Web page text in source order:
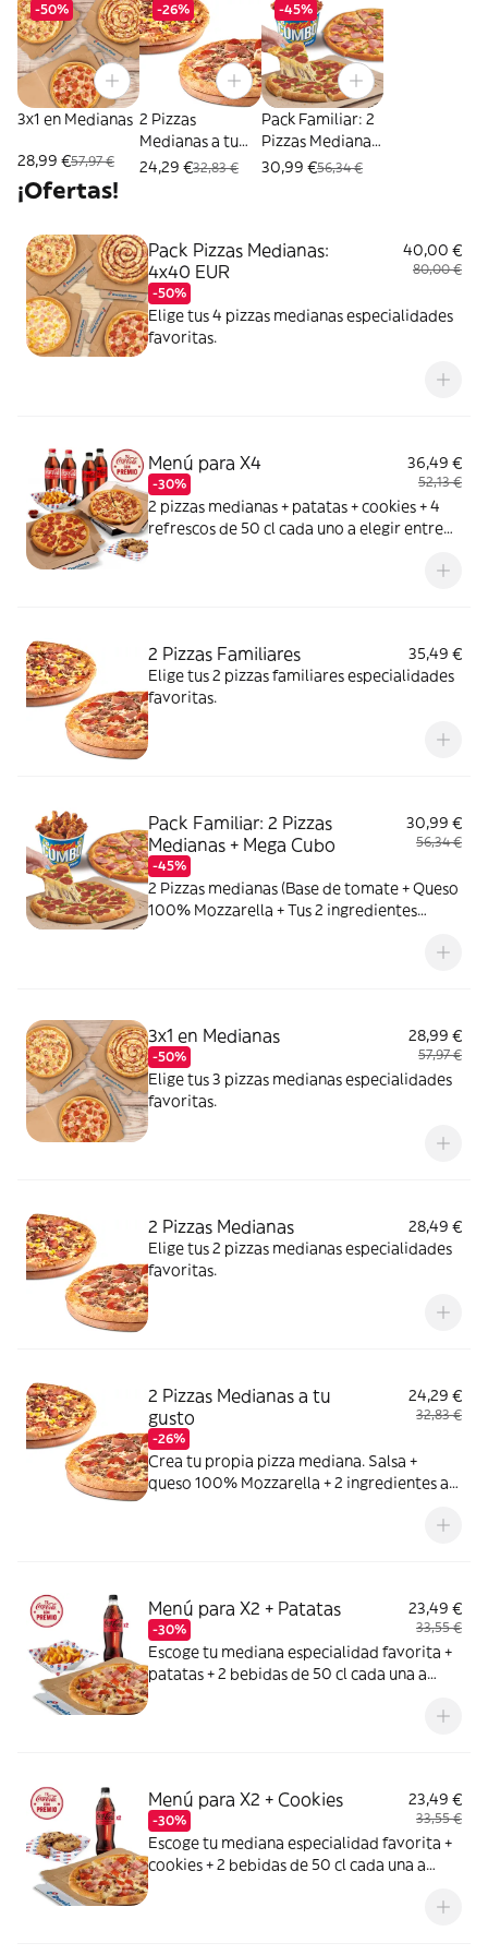
-50%
3x1 en Medianas
28,99 €57,97 €
-26%
2 Pizzas
Medianas a tu
gusto
24,29 €32,83 €
-45%
Pack Familiar: 2
Pizzas Medianas
+ Mega Cubo
30,99 €56,34 €
¡Ofertas!
Pack Pizzas Medianas:
4x40 EUR
-50%
40,00 €
80,00 €
Elige tus 4 pizzas medianas especialidades
favoritas.
Menú para X4
-30%
36,49 €
52,13 €
2 pizzas medianas + patatas + cookies + 4
refrescos de 50 cl cada uno a elegir entre
naranja, Fuze tea o Aquarius de limón. Tu
2 Pizzas Familiares
35,49 €
Elige tus 2 pizzas familiares especialidades
favoritas.
Pack Familiar: 2 Pizzas
Medianas + Mega Cubo
-45%
30,99 €
56,34 €
2 Pizzas medianas (Base de tomate + Queso
100% Mozzarella + Tus 2 ingredientes
unidades: 5 piezas de Strippers, 6 piezas de
3x1 en Medianas
-50%
28,99 €
57,97 €
Elige tus 3 pizzas medianas especialidades
favoritas.
2 Pizzas Medianas
28,49 €
Elige tus 2 pizzas medianas especialidades
favoritas.
2 Pizzas Medianas a tu
gusto
-26%
24,29 €
32,83 €
Crea tu propia pizza mediana. Salsa +
queso 100% Mozzarella + 2 ingredientes a
Menú para X2 + Patatas
-30%
23,49 €
33,55 €
Escoge tu mediana especialidad favorita +
patatas + 2 bebidas de 50 cl cada una a
Fanta de naranja, Fuze tea o Aquarius de
Menú para X2 + Cookies
-30%
23,49 €
33,55 €
Escoge tu mediana especialidad favorita +
cookies + 2 bebidas de 50 cl cada una a
Fanta de naranja, Fuze tea o Aquarius de